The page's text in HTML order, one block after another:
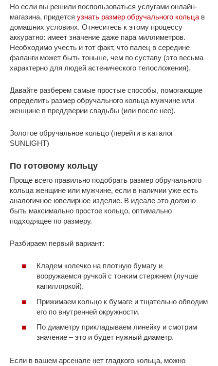
Но если вы решили воспользоваться услугами онлайн-
магазина, придется узнать размер обручального кольца в
домашних условиях. Отнеситесь к этому процессу
аккуратно: имеет значение даже пара миллиметров.
Необходимо учесть и тот факт, что палец в середине
фаланги может быть тоньше, чем по суставу (это весьма
характерно для людей астенического телосложения).
Давайте разберем самые простые способы, помогающие
определить размер обручального кольца мужчине или
женщине в преддверии свадьбы (или после нее).
Золотое обручальное кольцо (перейти в каталог
SUNLIGHT)
По готовому кольцу
Проще всего правильно подобрать размер обручального
кольца женщине или мужчине, если в наличии уже есть
аналогичное ювелирное изделие. В идеале это должно
быть максимально простое кольцо, оптимально
подходящее по размеру.
Разбираем первый вариант:
Кладем колечко на плотную бумагу и
вооружаемся ручкой с тонким стержнем (лучше
капилляркой).
Прижимаем кольцо к бумаге и тщательно обводим
его по внутренней окружности.
По диаметру прикладываем линейку и смотрим
значение – это и будет нужный диаметр.
Если в вашем арсенале нет гладкого кольца, можно